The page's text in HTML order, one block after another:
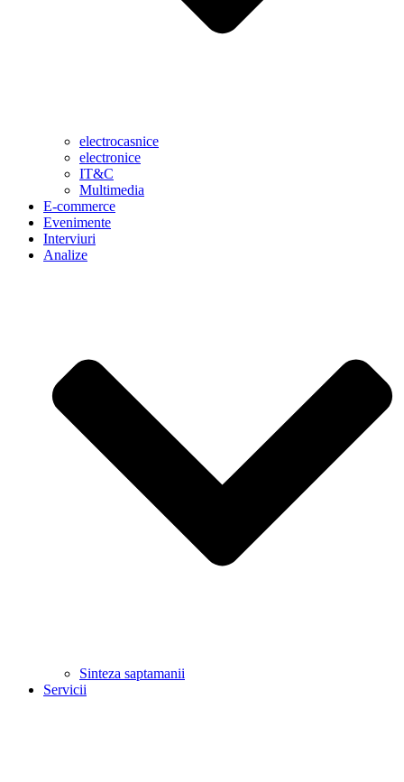
electrocasnice
electronice
IT&C
Multimedia
E-commerce
Evenimente
Interviuri
Analize
Sinteza saptamanii
Servicii